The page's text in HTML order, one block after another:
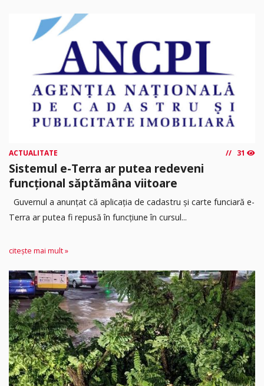
ACTUALITATE 31
Sistemul e-Terra ar putea redeveni
funcțional săptămâna viitoare
Guvernul a anunțat că aplicația de cadastru și carte funciară e-
Terra ar putea fi repusă în funcțiune în cursul...
citește mai mult »